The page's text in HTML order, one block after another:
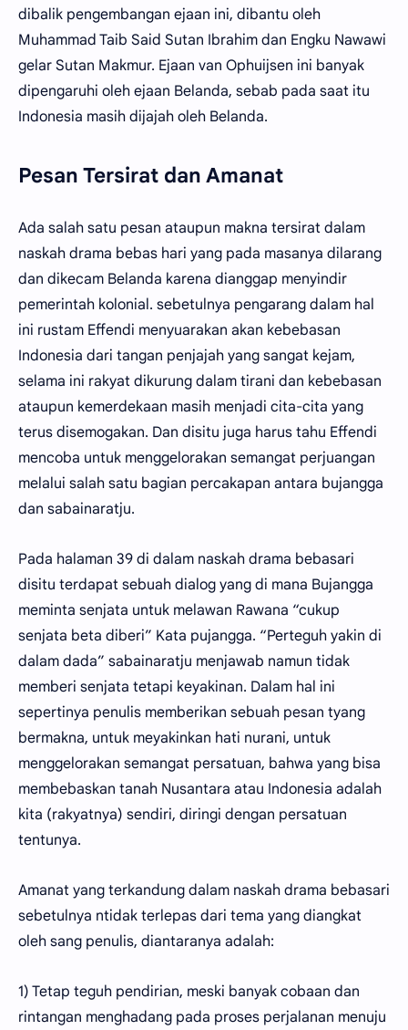
dibalik pengembangan ejaan ini, dibantu oleh
Muhammad Taib Said Sutan Ibrahim dan Engku Nawawi
gelar Sutan Makmur. Ejaan van Ophuijsen ini banyak
dipengaruhi oleh ejaan Belanda, sebab pada saat itu
Indonesia masih dijajah oleh Belanda.
Pesan Tersirat dan Amanat
Ada salah satu pesan ataupun makna tersirat dalam
naskah drama bebas hari yang pada masanya dilarang
dan dikecam Belanda karena dianggap menyindir
pemerintah kolonial. sebetulnya pengarang dalam hal
ini rustam Effendi menyuarakan akan kebebasan
Indonesia dari tangan penjajah yang sangat kejam,
selama ini rakyat dikurung dalam tirani dan kebebasan
ataupun kemerdekaan masih menjadi cita-cita yang
terus disemogakan. Dan disitu juga harus tahu Effendi
mencoba untuk menggelorakan semangat perjuangan
melalui salah satu bagian percakapan antara bujangga
dan sabainaratju.
Pada halaman 39 di dalam naskah drama bebasari
disitu terdapat sebuah dialog yang di mana Bujangga
meminta senjata untuk melawan Rawana “cukup
senjata beta diberi” Kata pujangga. “Perteguh yakin di
dalam dada” sabainaratju menjawab namun tidak
memberi senjata tetapi keyakinan. Dalam hal ini
sepertinya penulis memberikan sebuah pesan tyang
bermakna, untuk meyakinkan hati nurani, untuk
menggelorakan semangat persatuan, bahwa yang bisa
membebaskan tanah Nusantara atau Indonesia adalah
kita (rakyatnya) sendiri, diringi dengan persatuan
tentunya.
Amanat yang terkandung dalam naskah drama bebasari
sebetulnya ntidak terlepas dari tema yang diangkat
oleh sang penulis, diantaranya adalah:
1) Tetap teguh pendirian, meski banyak cobaan dan
rintangan menghadang pada proses perjalanan menuju